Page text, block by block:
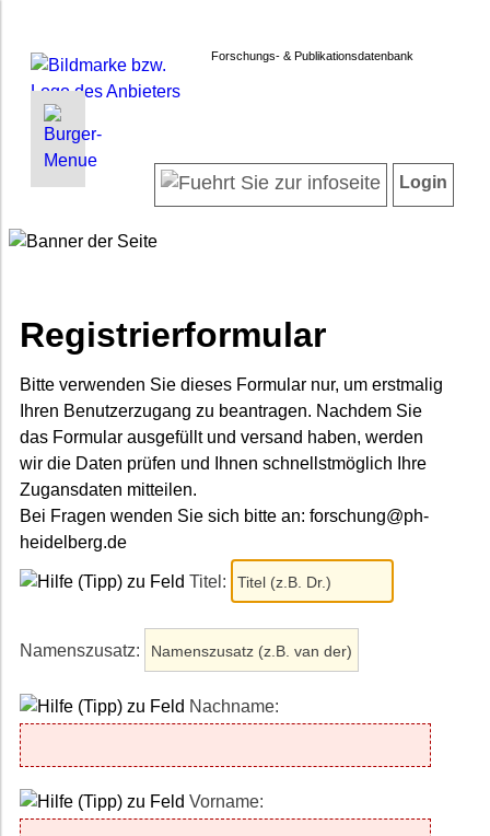
Forschungs- & Publikationsdatenbank
INFORMATIONEN | SUCHEN
Forschendenverzeichnis
FAQ
Newsletter
Datenschutz
Barrierefreiheit
LOGIN
Login
Registrierformular
Bitte verwenden Sie dieses Formular nur, um erstmalig
Ihren Benutzerzugang zu beantragen. Nachdem Sie
das Formular ausgefüllt und versand haben, werden
wir die Daten prüfen und Ihnen schnellstmöglich Ihre
Zugansdaten mitteilen.
Bei Fragen wenden Sie sich bitte an: forschung@ph-
heidelberg.de
Titel:
Namenszusatz:
Nachname:
Vorname: